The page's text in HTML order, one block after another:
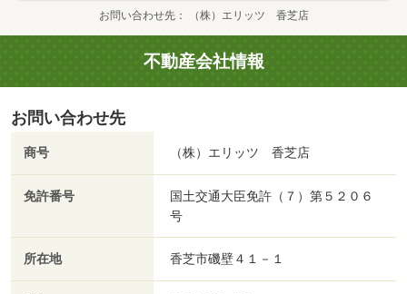
お問い合わせ先 （株）エリッツ 香芝店
不動産会社情報
お問い合わせ先
商号 （株）エリッツ 香芝店
免許番号
国土交通大臣免許（７）第５２０６
号
所在地 香芝市磯壁４１－１